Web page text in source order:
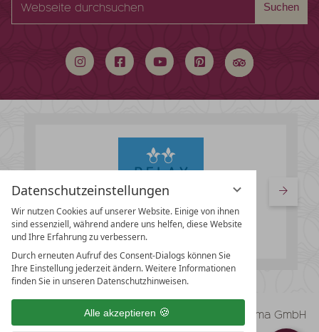
Datenschutzeinstellungen
Wir nutzen Cookies auf unserer Website. Einige von ihnen
sind essenziell, während andere uns helfen, diese Website
und Ihre Erfahrung zu verbessern.
Durch erneuten Aufruf des Consent-Dialogs können Sie
Ihre Einstellung jederzeit ändern. Weitere Informationen
finden Sie in unseren Datenschutzhinweisen.
Alle akzeptieren
durchsuchen
Suchen
vioma GmbH